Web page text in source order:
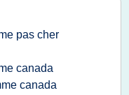
pas cher
canada
canada